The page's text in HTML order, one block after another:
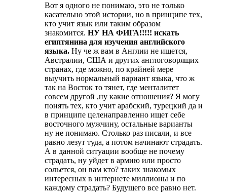
Вот я одного не понимаю, это не только
касательно этой истории, но в принципе тех,
кто учит язык или таким образом
знакомится. НУ НА ФИГА!!!!! искать
египтянина для изучения английского
языка. Ну че ж вам в Англии не ищется,
Австралии, США и других англоговорящих
странах, где можно, по крайней мере
выучить нормальный вариант языка, что ж
так на Восток то тянет, где менталитет
совсем другой ,ну какие отношения? Я могу
понять тех, кто учит арабский, турецкий да и
в принципе целенаправленно ищет себе
восточного мужчину, остальные варианты
ну не понимаю. Столько раз писали, и все
равно лезут туда, а потом начинают страдать.
А в данной ситуации вообще не почему
страдать, ну уйдет в армию или просто
сольется, он вам кто? таких знакомых
интересных в интернете миллионы и по
каждому страдать? Будущего все равно нет.